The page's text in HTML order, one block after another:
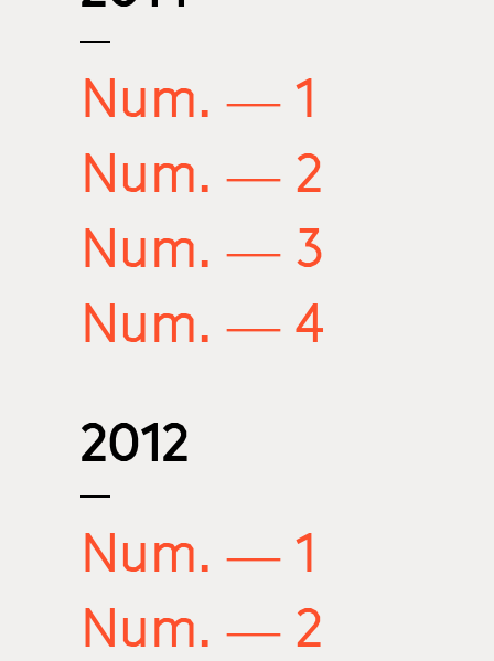
Num. — 1
Num. — 2
Num. — 3
Num. — 4
2012
Num. — 1
Num. — 2